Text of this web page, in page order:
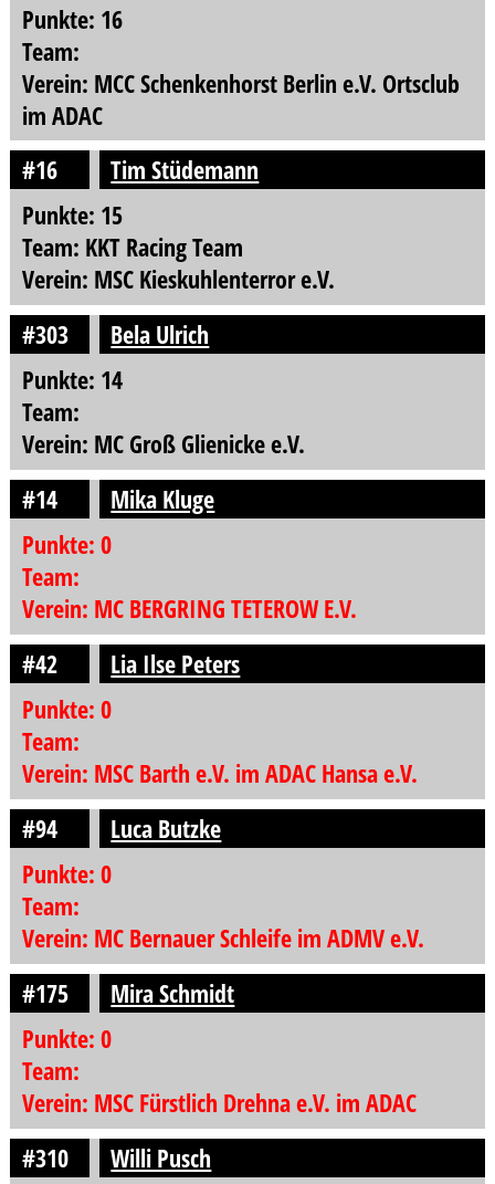
Punkte: 16
Team:
Verein: MCC Schenkenhorst Berlin e.V. Ortsclub
im ADAC
#16
Tim Stüdemann
Punkte: 15
Team: KKT Racing Team
Verein: MSC Kieskuhlenterror e.V.
#303
Bela Ulrich
Punkte: 14
Team:
Verein: MC Groß Glienicke e.V.
#14
Mika Kluge
Punkte: 0
Team:
Verein: MC BERGRING TETEROW E.V.
#42
Lia Ilse Peters
Punkte: 0
Team:
Verein: MSC Barth e.V. im ADAC Hansa e.V.
#94
Luca Butzke
Punkte: 0
Team:
Verein: MC Bernauer Schleife im ADMV e.V.
#175
Mira Schmidt
Punkte: 0
Team:
Verein: MSC Fürstlich Drehna e.V. im ADAC
#310
Willi Pusch